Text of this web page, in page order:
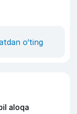
o‘ting
aloqa